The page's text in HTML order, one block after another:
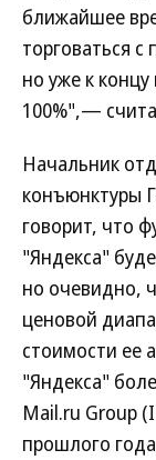
ближайшее
торговаться
но уже к
100%",—
Начальник
конъюнктуры
говорит, что
"Яндекса"
но очевидно,
ценовой
стоимости ее
"Яндекса"
Mail.ru Group
прошлого